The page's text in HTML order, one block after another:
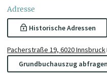
Adresse
Historische Adressen
Pacherstraße 19, 6020 Innsbruck
Grundbuchauszug abfragen